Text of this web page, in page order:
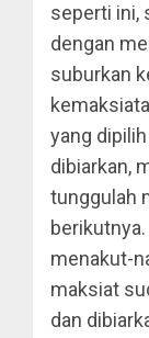
seperti ini,
dengan
suburkan
yang
dibiarkan,
tunggulah
menakut-
maksiat
dan